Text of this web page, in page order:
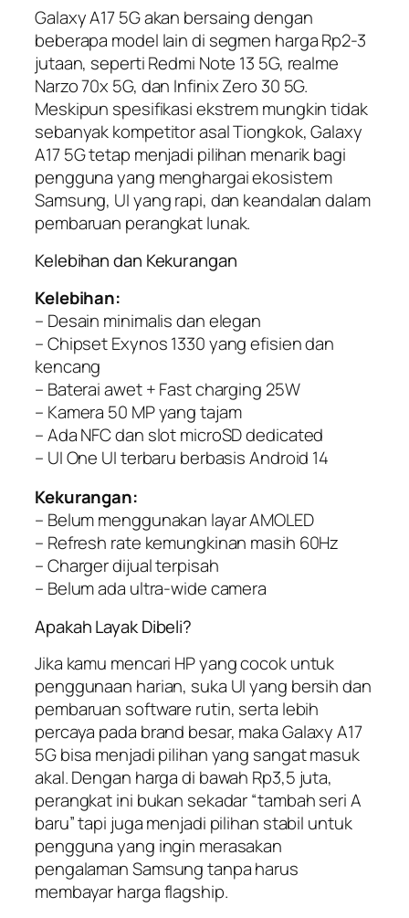
Galaxy A17 5G akan bersaing dengan
beberapa model lain di segmen harga Rp2-3
jutaan, seperti Redmi Note 13 5G, realme
Narzo 70x 5G, dan Infinix Zero 30 5G.
Meskipun spesifikasi ekstrem mungkin tidak
sebanyak kompetitor asal Tiongkok, Galaxy
A17 5G tetap menjadi pilihan menarik bagi
pengguna yang menghargai ekosistem
Samsung, UI yang rapi, dan keandalan dalam
pembaruan perangkat lunak.
Kelebihan dan Kekurangan
Kelebihan:
– Desain minimalis dan elegan
– Chipset Exynos 1330 yang efisien dan
kencang
– Baterai awet + Fast charging 25W
– Kamera 50 MP yang tajam
– Ada NFC dan slot microSD dedicated
– UI One UI terbaru berbasis Android 14
Kekurangan:
– Belum menggunakan layar AMOLED
– Refresh rate kemungkinan masih 60Hz
– Charger dijual terpisah
– Belum ada ultra-wide camera
Apakah Layak Dibeli?
Jika kamu mencari HP yang cocok untuk
penggunaan harian, suka UI yang bersih dan
pembaruan software rutin, serta lebih
percaya pada brand besar, maka Galaxy A17
5G bisa menjadi pilihan yang sangat masuk
akal. Dengan harga di bawah Rp3,5 juta,
perangkat ini bukan sekadar “tambah seri A
baru” tapi juga menjadi pilihan stabil untuk
pengguna yang ingin merasakan
pengalaman Samsung tanpa harus
membayar harga flagship.